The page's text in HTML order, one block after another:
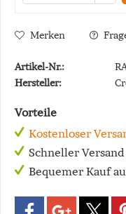
Merken
Artikel-Nr.:
Hersteller:
Vorteile
Kostenloser
Schneller
Bequemer Kauf